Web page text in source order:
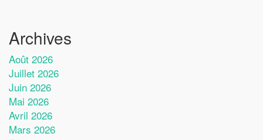
Archives
Août 2026
Juillet 2026
Juin 2026
Mai 2026
Avril 2026
Mars 2026